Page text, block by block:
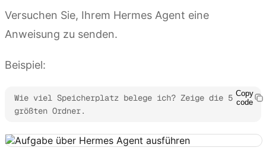
Versuchen Sie, Ihrem Hermes Agent eine
Anweisung zu senden.
Beispiel:
Wie viel Speicherplatz belege ich? Zeige die 5
größten Ordner.
Copy
code